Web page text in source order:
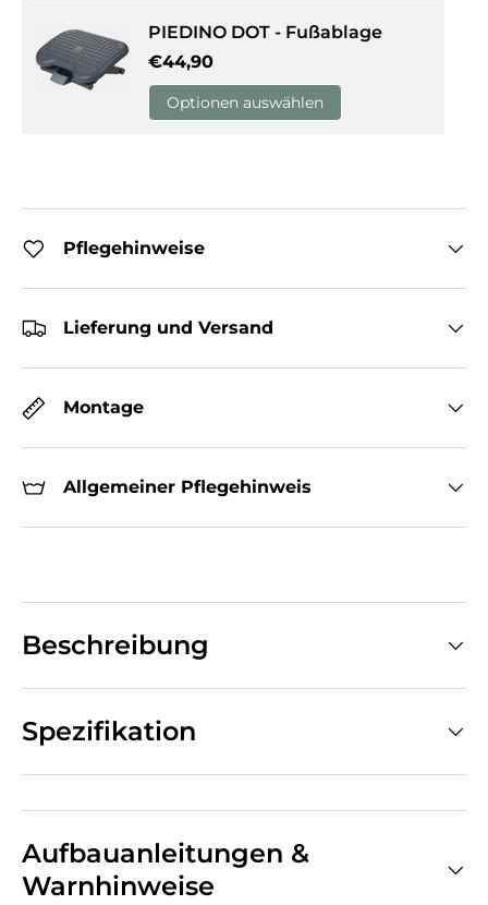
PIEDINO DOT - Fußablage
Normaler Preis
€44,90
Optionen auswählen
Pflegehinweise
Lieferung und Versand
Montage
Allgemeiner Pflegehinweis
Beschreibung
Spezifikation
Aufbauanleitungen &
Warnhinweise